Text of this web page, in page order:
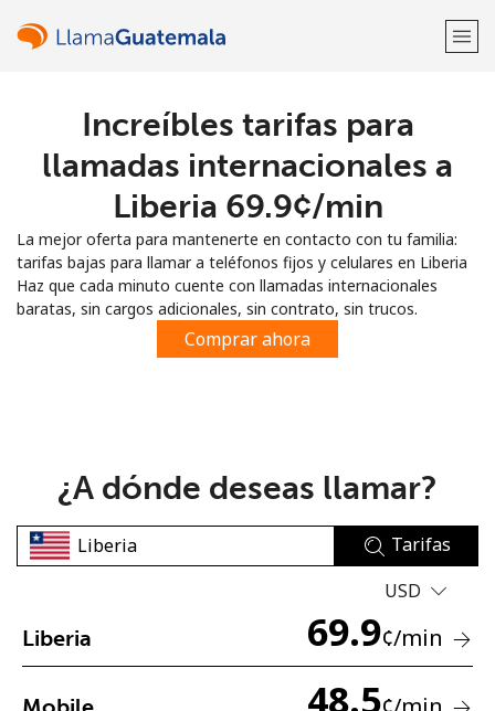
¡Bienvenido!
Regístrate con
No se ha creado una contraseña
Mínimo 8 caracteres
Increíbles tarifas para
llamadas internacionales a
Liberia ⁦69.9¢⁩/min
La mejor oferta para mantenerte en contacto con tu familia:
tarifas bajas para llamar a teléfonos fijos y celulares en Liberia
Haz que cada minuto cuente con llamadas internacionales
baratas, sin cargos adicionales, sin contrato, sin trucos.
Comprar ahora
¿A dónde deseas llamar?
Tarifas
USD
Liberia 69.9¢/min
48.5